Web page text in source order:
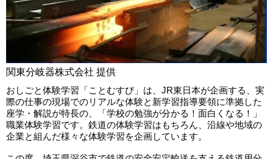
関東分岐器株式会社 提供
おしごと体験学習「ことむすび」は、JR東日本が企画する、実
際の仕事の現場でのリアルな体験と新学習指導要領に準拠した
座学・解説が特長の、「学校の勉強が分かる！面白くなる！」
職業体験学習です。鉄道の体験学習はもちろん、沿線や地域の
企業と組んだ様々な体験学習を企画しています。